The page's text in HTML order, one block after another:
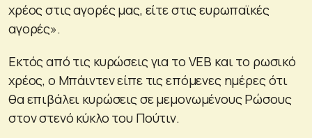
χρέος στις αγορές μας, είτε στις ευρωπαϊκές
αγορές».
Εκτός από τις κυρώσεις για το VEB και το ρωσικό
χρέος, ο Μπάιντεν είπε τις επόμενες ημέρες ότι
θα επιβάλει κυρώσεις σε μεμονωμένους Ρώσους
στον στενό κύκλο του Πούτιν.